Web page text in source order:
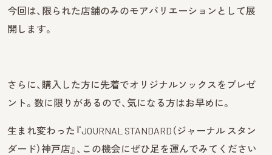
今回は、限られた店舗のみのモアバリエーションとして展
開します。
さらに、購入した方に先着でオリジナルソックスをプレゼ
ント。数に限りがあるので、気になる方はお早めに。
生まれ変わった『JOURNAL STANDARD（ジャーナル スタン
ダード）神戸店』、この機会にぜひ足を運んでみてください